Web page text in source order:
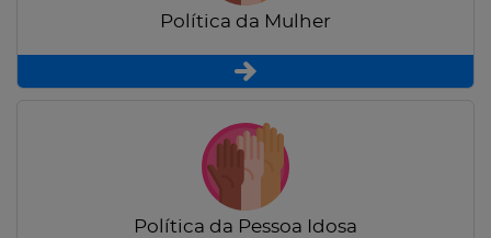
Política da Mulher
Política da Pessoa Idosa